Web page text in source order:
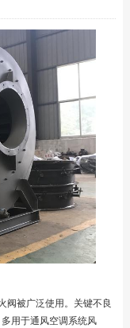
阀被广泛使用。关键不良
用于通风空调系统风